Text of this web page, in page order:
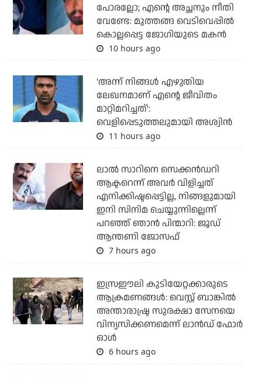
പോരല്ലോ; എന്റെ അച്ഛനും നീതി
വേണ്ടേ: മുത്തങ്ങ വെടിവെപ്പില്‍
കൊല്ലപ്പെട്ട ജോഗിയുടെ മകന്‍
10 hours ago
'അന്ന് നിങ്ങള്‍ എഴുതിയ
ലേഖനമാണ് എന്റെ ജീവിതം
മാറ്റിമറിച്ചത്':
വെളിപ്പെടുത്തലുമായി അശ്വിന്‍
11 hours ago
ലാല്‍ സാറിനെ സെക്കന്‍ഡറി
ആക്ടറെന്ന് അവര്‍ വിളിച്ചത്
എനിക്കിഷ്ടപ്പെട്ടില്ല, നിങ്ങളുമായി
ഇനി സിനിമ ചെയ്യുന്നില്ലെന്ന്
പറഞ്ഞ് ഞാന്‍ പിന്മാറി: ജൂഡ്
ആന്തണി ജോസഫ്
7 hours ago
ഇസ്രഈലി കുടിയേറ്റക്കാരുടെ
ആക്രമണങ്ങള്‍: വെസ്റ്റ് ബാങ്കില്‍
അന്താരാഷ്ട്ര സുരക്ഷാ സേനയെ
വിന്യസിക്കണമെന്ന് ലാന്‍ഡ് ഫോര്‍
ഓള്‍
6 hours ago